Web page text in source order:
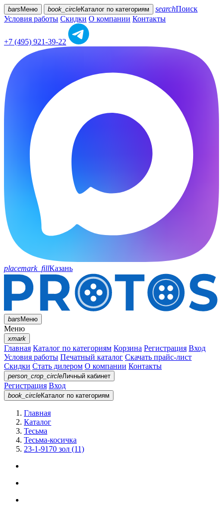
bars Меню book_circleКаталог по категориям searchПоиск
Условия работы Скидки О компании Контакты
+7 (495) 921-39-22
placemark_fillКазань
barsМеню
Меню
xmark
Главная Каталог по категориям Корзина Регистрация Вход
Условия работы Печатный каталог Скачать прайс-лист
Скидки Стать дилером О компании Контакты
person_crop_circleЛичный кабинет
Регистрация Вход
book_circleКаталог по категориям
Главная
Каталог
Тесьма
Тесьма-косичка
23-1-9170 зол (11)